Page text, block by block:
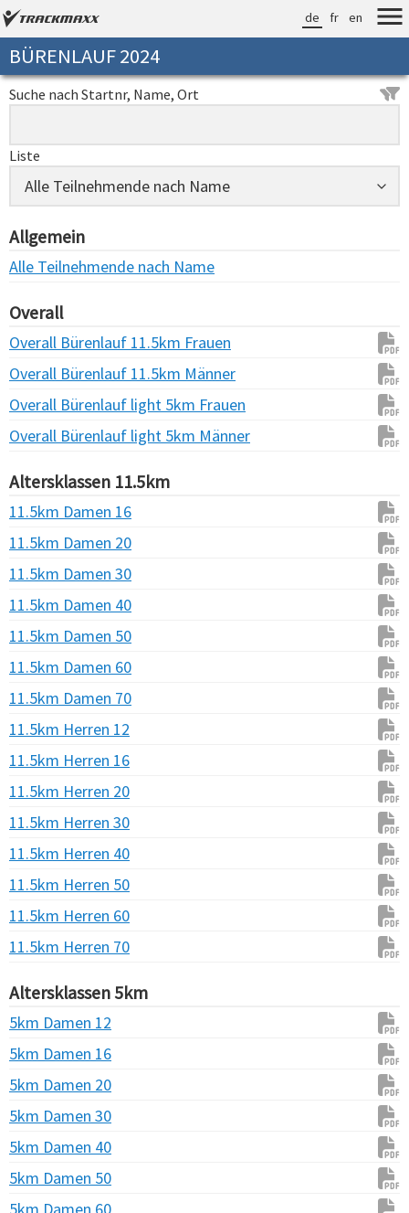
de fr en
BÜRENLAUF 2024
Suche nach Startnr, Name, Ort
Liste
Allgemein
Alle Teilnehmende nach Name
Overall
Overall Bürenlauf 11.5km Frauen
Overall Bürenlauf 11.5km Männer
Overall Bürenlauf light 5km Frauen
Overall Bürenlauf light 5km Männer
Altersklassen 11.5km
11.5km Damen 16
11.5km Damen 20
11.5km Damen 30
11.5km Damen 40
11.5km Damen 50
11.5km Damen 60
11.5km Damen 70
11.5km Herren 12
11.5km Herren 16
11.5km Herren 20
11.5km Herren 30
11.5km Herren 40
11.5km Herren 50
11.5km Herren 60
11.5km Herren 70
Altersklassen 5km
5km Damen 12
5km Damen 16
5km Damen 20
5km Damen 30
5km Damen 40
5km Damen 50